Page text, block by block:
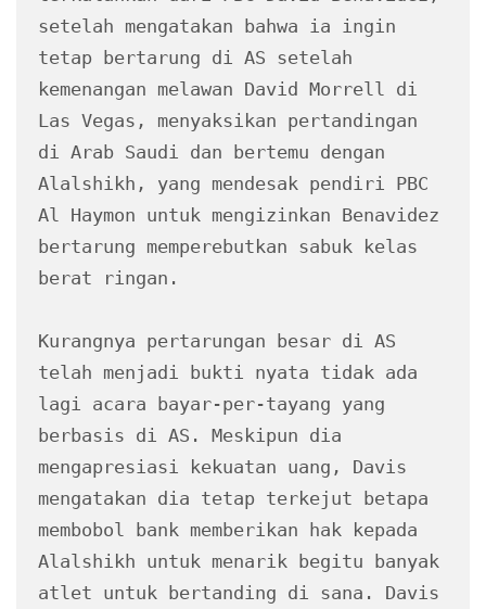
setelah mengatakan bahwa ia ingin
tetap bertarung di AS setelah
kemenangan melawan David Morrell di
Las Vegas, menyaksikan pertandingan
di Arab Saudi dan bertemu dengan
Alalshikh, yang mendesak pendiri PBC
Al Haymon untuk mengizinkan Benavidez
bertarung memperebutkan sabuk kelas
berat ringan.
Kurangnya pertarungan besar di AS
telah menjadi bukti nyata tidak ada
lagi acara bayar-per-tayang yang
berbasis di AS. Meskipun dia
mengapresiasi kekuatan uang, Davis
mengatakan dia tetap terkejut betapa
membobol bank memberikan hak kepada
Alalshikh untuk menarik begitu banyak
atlet untuk bertanding di sana. Davis